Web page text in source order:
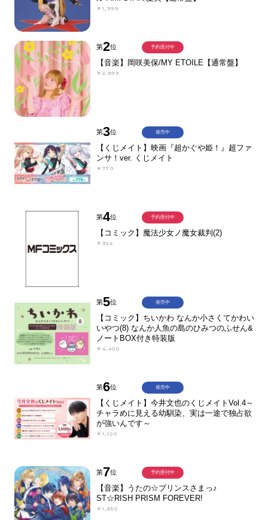
￥1,999
第2位
【音楽】岡咲美保/MY ETOILE【通常盤】
￥2,999
予約受付中
第3位
【くじメイト】映画『超かぐや姫！』超ファ
ンサ！ver. くじメイト
￥770
発売中
第4位
【コミック】魔法少女ノ魔女裁判(2)
￥924
予約受付中
第5位
【コミック】ちいかわ なんか小さくてかわい
いやつ(8) なんか人魚の島のひみつのふせん&
ノートBOX付き特装版
￥4,400
発売中
第6位
【くじメイト】今井文也のくじメイトVol.4～
チャラめに見える幼馴染、実は一途で独占欲
が強いんです～
￥1,100
発売中
第7位
【音楽】うたの☆プリンスさまっ♪
ST☆RISH PRISM FOREVER!
￥1,650
予約受付中